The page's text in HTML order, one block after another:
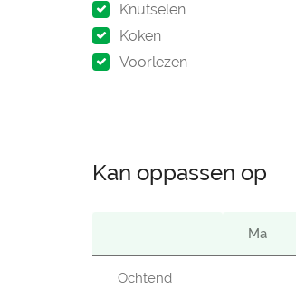
Knutselen
Koken
Voorlezen
Kan oppassen op
Ma
Ochtend